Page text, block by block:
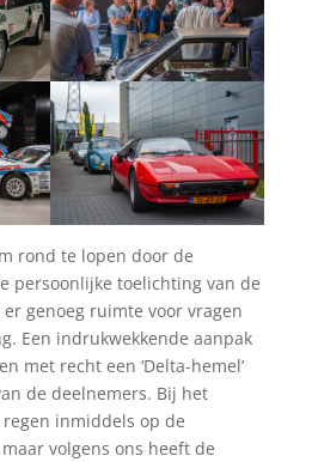
rond te lopen door de
persoonlijke toelichting van de
genoeg ruimte voor vragen
Een indrukwekkende aanpak
met recht een ‘Delta-hemel’
de deelnemers. Bij het
inmiddels op de
volgens ons heeft de